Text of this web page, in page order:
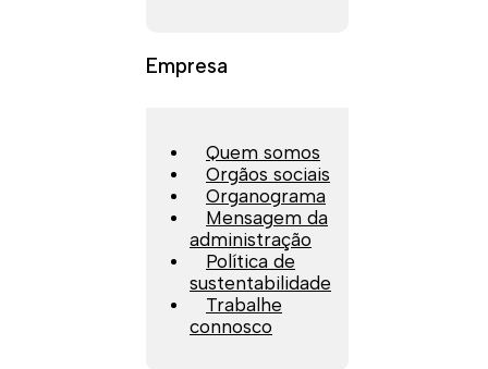
Empresa
Quem somos
Orgãos sociais
Organograma
Mensagem da
administração
Política de
sustentabilidade
Trabalhe
connosco